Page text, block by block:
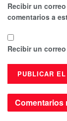
Recibir un
comentarios a
Recibir un
Comentarios